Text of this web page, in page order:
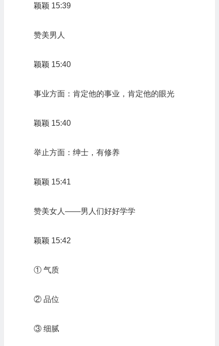
颖颖 15:39
赞美男人
颖颖 15:40
事业方面：肯定他的事业，肯定他的眼光
颖颖 15:40
举止方面：绅士，有修养
颖颖 15:41
赞美女人——男人们好好学学
颖颖 15:42
① 气质
② 品位
③ 细腻